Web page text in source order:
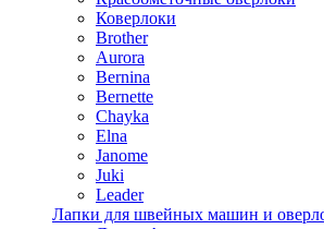
Коверлоки
Brother
Aurora
Bernina
Bernette
Chayka
Elna
Janome
Juki
Leader
Лапки для швейных машин и